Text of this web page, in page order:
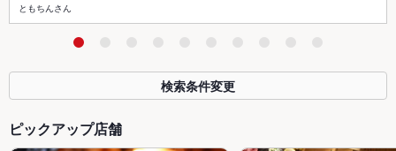
ともちんさん
検索条件変更
ピックアップ店舗